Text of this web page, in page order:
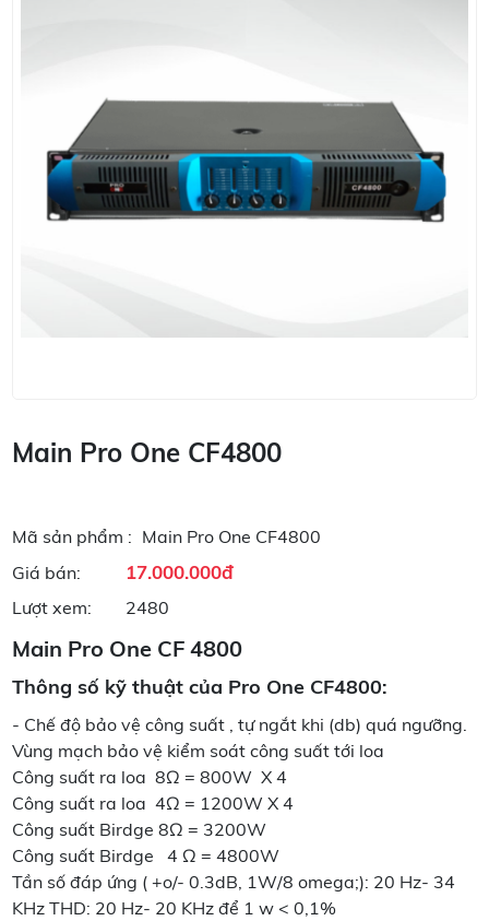
Main Pro One CF4800
Mã sản phẩm : Main Pro One CF4800
Giá bán:
17.000.000đ
Lượt xem: 2480
Main Pro One CF 4800
Thông số kỹ thuật của Pro One CF4800:
- Chế độ bảo vệ công suất , tự ngắt khi (db) quá ngưỡng.
Vùng mạch bảo vệ kiểm soát công suất tới loa
Công suất ra loa 8Ω = 800W X 4
Công suất ra loa 4Ω = 1200W X 4
Công suất Birdge 8Ω = 3200W
Công suất Birdge 4 Ω = 4800W
Tần số đáp ứng ( +o/- 0.3dB, 1W/8 omega;): 20 Hz- 34
KHz THD: 20 Hz- 20 KHz để 1 w < 0,1%